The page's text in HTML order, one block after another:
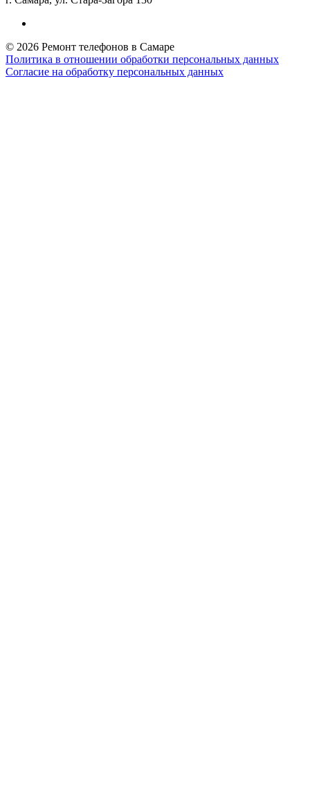
© 2026 Ремонт телефонов в Самаре
Политика в отношении обработки персональных данных
Согласие на обработку персональных данных